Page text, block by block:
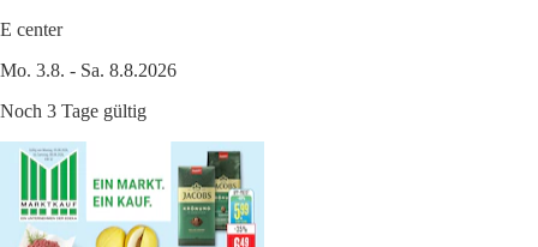
E center
Mo. 3.8. - Sa. 8.8.2026
Noch 3 Tage gültig